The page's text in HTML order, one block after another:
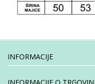
INFORMACIJE